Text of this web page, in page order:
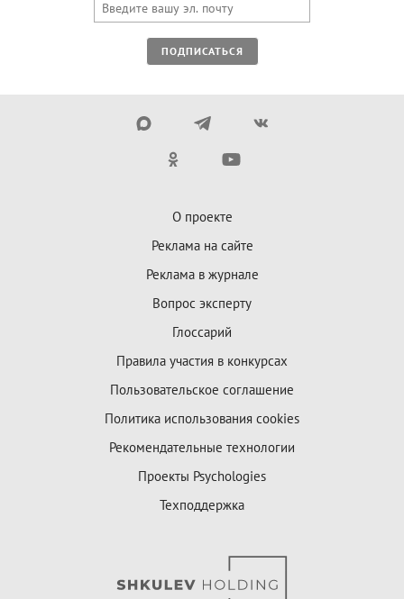
ПОДПИСАТЬСЯ
О проекте
Реклама на сайте
Реклама в журнале
Вопрос эксперту
Глоссарий
Правила участия в конкурсах
Пользовательское соглашение
Политика использования cookies
Рекомендательные технологии
Проекты Psychologies
Техподдержка